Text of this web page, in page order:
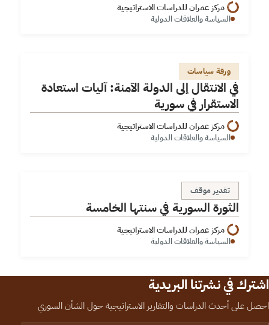
مركز عمران للدراسات الاستراتيجية
السياسة والعلاقات الدولية
في الانتقال إلى الدولة الآمنة: آليات استعادة الاستقرار في
سورية
ورقة سياسات
في الانتقال إلى الدولة الآمنة: آليات استعادة
الاستقرار في سورية
مركز عمران للدراسات الاستراتيجية
السياسة والعلاقات الدولية
الثورة السورية في سنتها الخامسة
تقدير موقف
الثورة السورية في سنتها الخامسة
مركز عمران للدراسات الاستراتيجية
السياسة والعلاقات الدولية
اشترك في نشرتنا البريدية
احصل على أحدث الدراسات والتقارير الاستراتيجية حول الشأن السوري